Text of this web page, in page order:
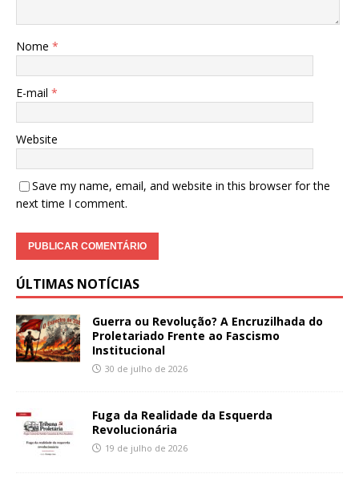
Nome *
E-mail *
Website
Save my name, email, and website in this browser for the
next time I comment.
ÚLTIMAS NOTÍCIAS
Guerra ou Revolução? A Encruzilhada do
Proletariado Frente ao Fascismo
Institucional
30 de julho de 2026
Fuga da Realidade da Esquerda
Revolucionária
19 de julho de 2026